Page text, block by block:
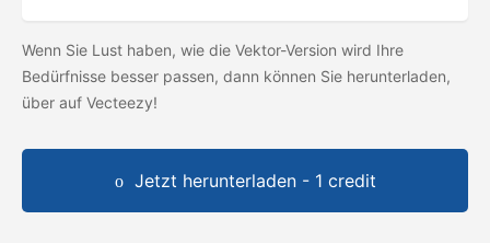
Wenn Sie Lust haben, wie die Vektor-Version wird Ihre
Bedürfnisse besser passen, dann können Sie herunterladen,
über auf Vecteezy!
Jetzt herunterladen - 1 credit